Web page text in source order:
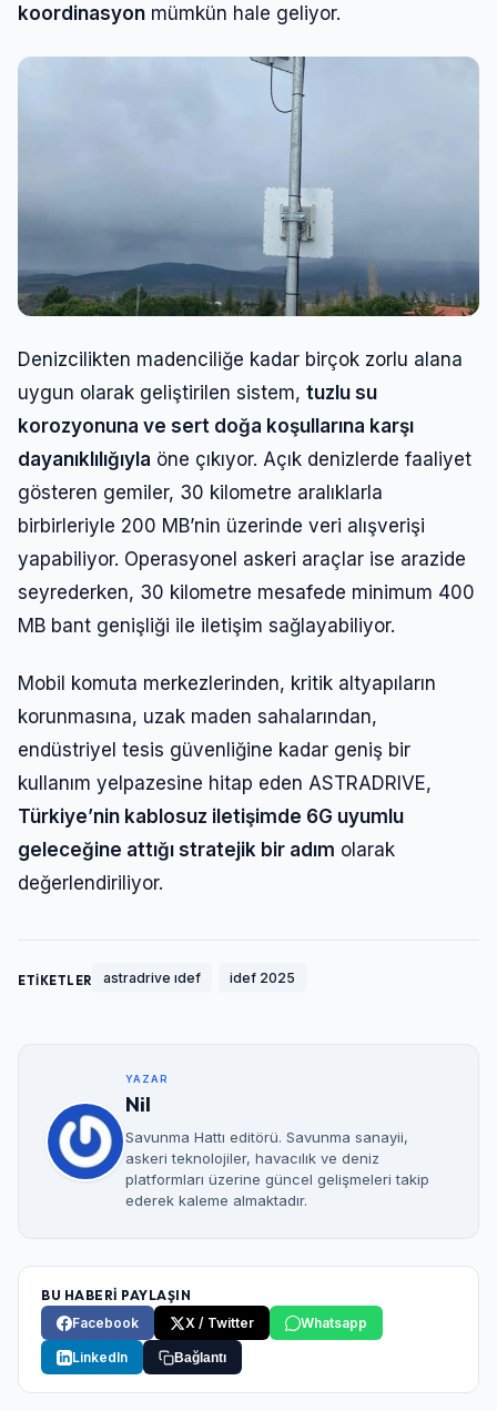
koordinasyon mümkün hale geliyor.
Denizcilikten madenciliğe kadar birçok zorlu alana
uygun olarak geliştirilen sistem, tuzlu su
korozyonuna ve sert doğa koşullarına karşı
dayanıklılığıyla öne çıkıyor. Açık denizlerde faaliyet
gösteren gemiler, 30 kilometre aralıklarla
birbirleriyle 200 MB’nin üzerinde veri alışverişi
yapabiliyor. Operasyonel askeri araçlar ise arazide
seyrederken, 30 kilometre mesafede minimum 400
MB bant genişliği ile iletişim sağlayabiliyor.
Mobil komuta merkezlerinden, kritik altyapıların
korunmasına, uzak maden sahalarından,
endüstriyel tesis güvenliğine kadar geniş bir
kullanım yelpazesine hitap eden ASTRADRIVE,
Türkiye’nin kablosuz iletişimde 6G uyumlu
geleceğine attığı stratejik bir adım olarak
değerlendiriliyor.
ETİKETLER astradrive ıdef idef 2025
YAZAR
Nil
Savunma Hattı editörü. Savunma sanayii,
askeri teknolojiler, havacılık ve deniz
platformları üzerine güncel gelişmeleri takip
ederek kaleme almaktadır.
BU HABERİ PAYLAŞIN
Facebook
X / Twitter Whatsapp
LinkedIn Bağlantı